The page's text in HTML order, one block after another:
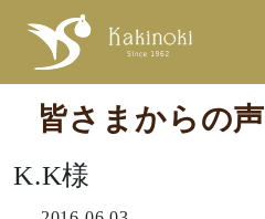
皆さまからの声
K.K様